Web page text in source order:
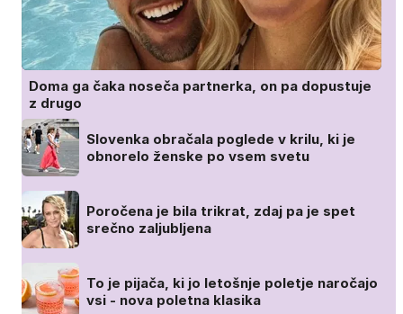
Doma ga čaka noseča partnerka, on pa dopustuje
z drugo
Slovenka obračala poglede v krilu, ki je
obnorelo ženske po vsem svetu
Poročena je bila trikrat, zdaj pa je spet
srečno zaljubljena
To je pijača, ki jo letošnje poletje naročajo
vsi - nova poletna klasika